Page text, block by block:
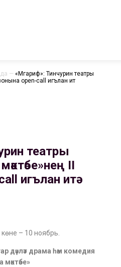
— «Мәгариф»: Тинчурин театры
open-call игълан итә
театры
II
игълан итә
көне – 10 ноябрь.
дәүләт драма һәм комедия